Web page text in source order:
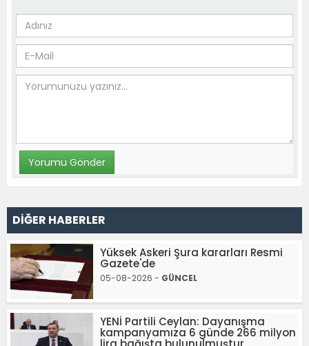
DİĞER HABERLER
Yüksek Askeri Şura kararları Resmi
Gazete'de
05-08-2026 - GÜNCEL
YENİ Partili Ceylan: Dayanışma
kampanyamıza 6 günde 266 milyon